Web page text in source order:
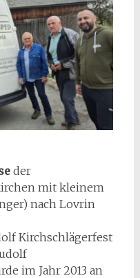
der
mit kleinem
nach Lovrin
Kirchschlägerfest
im Jahr 2013 an